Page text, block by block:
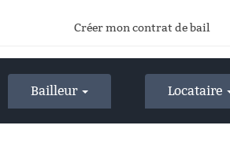
Créer mon contrat de bail
Bailleur Locataire